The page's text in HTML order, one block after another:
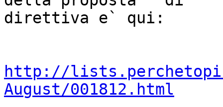
direttiva e` qui:
http://
August/001812.html